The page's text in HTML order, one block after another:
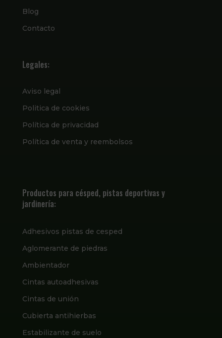
Blog
Contacto
Legales:
Aviso legal
Politica de cookies
Política de privacidad
Política de venta y reembolsos
Productos para césped, pistas deportivas y
jardinería:
Adhesivos pistas de cesped
Aglomerante de piedras
Ambientador
Cintas autoadhesivas
Cintas de unión
Cubierta antihierbas
Estabilizante de suelo